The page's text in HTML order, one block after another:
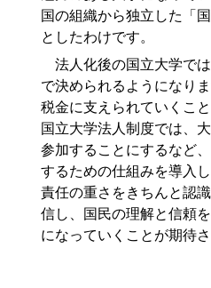
国の組織から独立した「
としたわけです。
法人化後の国立大学で
で決められるようになり
税金に支えられていくこ
国立大学法人制度では、
参加することにするなど
するための仕組みを導入
責任の重さをきちんと認
信し、国民の理解と信頼
になっていくことが期待さ